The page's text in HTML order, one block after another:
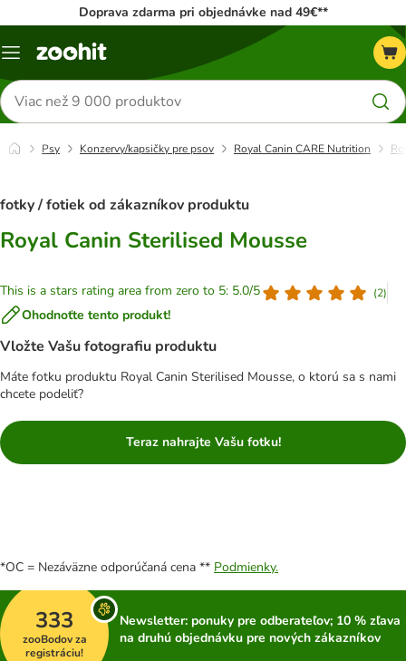
Doprava zdarma pri objednávke nad 49€**
Kategórie
Hľadať
produkty
Psy Konzervy/kapsičky pre psov Royal Canin CARE Nutrition
fotky / fotiek od zákazníkov produktu
Royal Canin Sterilised Mousse
This is a stars rating area from zero to 5: 5.0/5 (2)
Ohodnoťte tento produkt!
Vložte Vašu fotografiu produktu
Máte fotku produktu Royal Canin Sterilised Mousse, o ktorú sa s nami
chcete podeliť?
Teraz nahrajte Vašu fotku!
*OC = Nezáväzne odporúčaná cena ** Podmienky.
333
zooBodov za
registráciu!
Newsletter: ponuky pre odberateľov; 10 % zľava
na druhú objednávku pre nových zákazníkov